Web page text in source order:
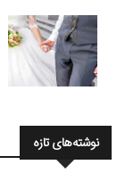
نوشته‌های تازه